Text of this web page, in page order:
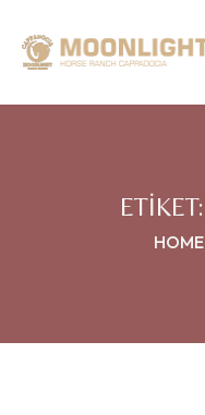
ETIKET:
HOME